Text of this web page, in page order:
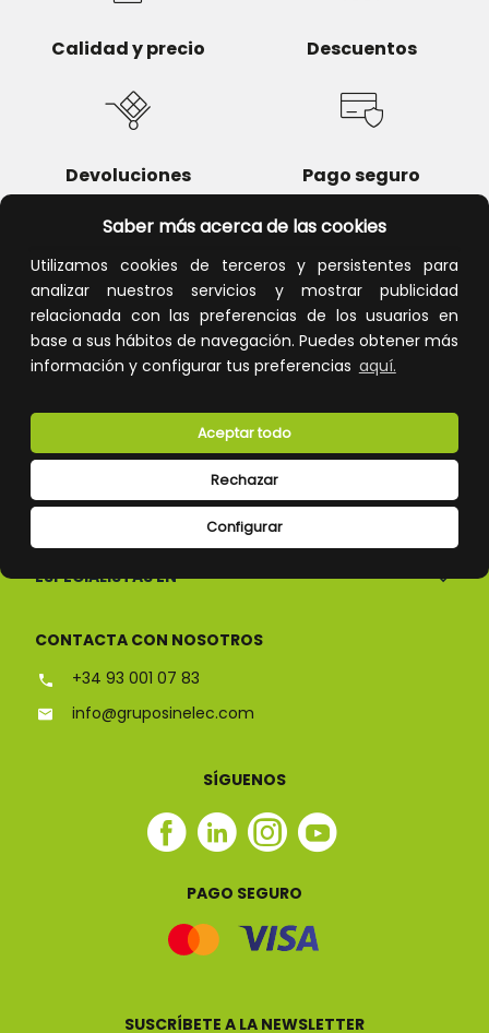
Saber más acerca de las cookies
Utilizamos cookies de terceros y persistentes para
analizar nuestros servicios y mostrar publicidad
relacionada con las preferencias de los usuarios en
base a sus hábitos de navegación. Puedes obtener más
información y configurar tus preferencias aquí.
Configurar
Rechazar
Aceptar todo
Calidad y precio Descuentos
Devoluciones Pago seguro
Atención al cliente
CONÓCENOS
ESPECIALISTAS EN
CONTACTA CON NOSOTROS
+34 93 001 07 83
info@gruposinelec.com
SÍGUENOS
Facebook
Linkedin
Instagram
Youtube
PAGO SEGURO
SUSCRÍBETE A LA NEWSLETTER